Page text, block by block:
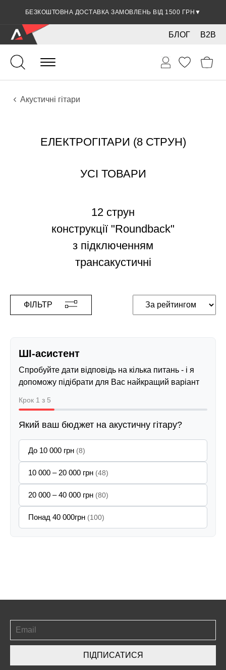
БЕЗКОШТОВНА ДОСТАВКА ЗАМОВЛЕНЬ ВІД 1500 ГРН ▼
B2B
БЛОГ
Гітари
Акустичні інструменти
Інструменти
Акустичні гітари
ЕЛЕКТРОГІТАРИ (8 СТРУН)
УСІ ТОВАРИ
12 струн
конструкції "Roundback"
з підключенням
трансакустичні
ФІЛЬТР
ШІ-асистент
Спробуйте дати відповідь на кілька питань - і я
допоможу підібрати для Вас найкращий варіант
Крок 1 з 5
Який ваш бюджет на акустичну гітару?
До 10 000 грн (8)
10 000 – 20 000 грн (48)
20 000 – 40 000 грн (80)
Понад 40 000грн (100)
ПІДПИСАТИСЯ